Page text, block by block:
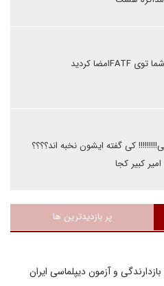
سوالم اینه. درسته که شما توی FATFامضا کردید
کی گفته ایشون نخبه اند؟؟؟؟
کبیر کجا
پر بازدیدترین ها
و آزمون دیپلماسی ایران